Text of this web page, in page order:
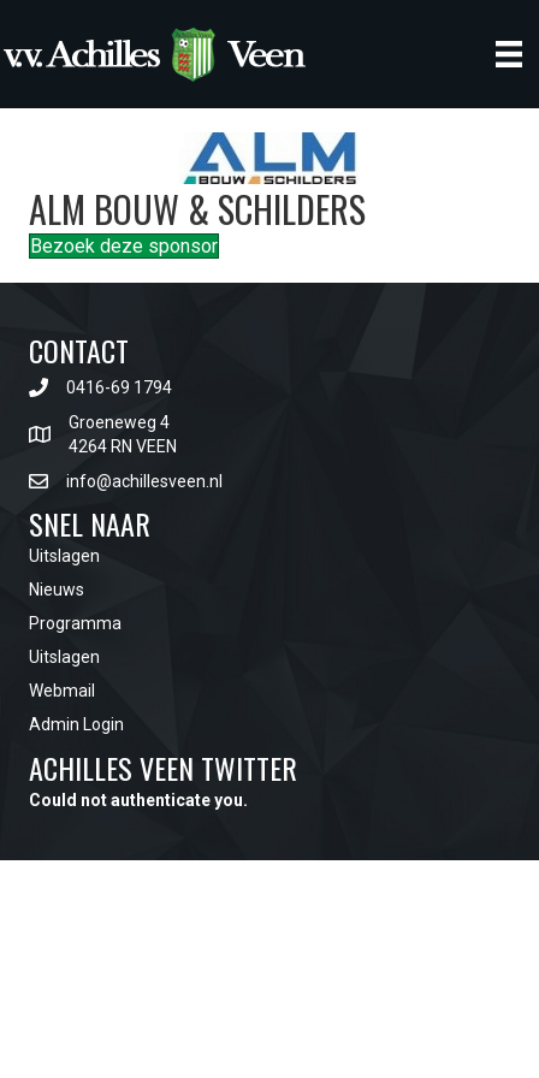
ALM BOUW & SCHILDERS
Bezoek deze sponsor
CONTACT
0416-69 1794
Groeneweg 4
4264 RN VEEN
info@achillesveen.nl
SNEL NAAR
Uitslagen
Nieuws
Programma
Uitslagen
Webmail
Admin Login
ACHILLES VEEN TWITTER
Could not authenticate you.